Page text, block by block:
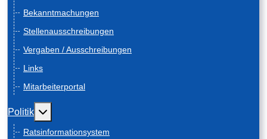
Bekanntmachungen
Stellenausschreibungen
Vergaben / Ausschreibungen
Links
Mitarbeiterportal
Politik Weitere Informationen: Politik
Ratsinformationsystem